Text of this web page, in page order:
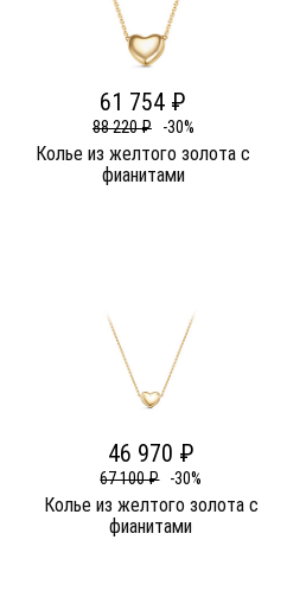
61 754 ₽
88 220 ₽ -30%
Колье из желтого золота c
фианитами
46 970 ₽
67 100 ₽ -30%
Колье из желтого золота c
фианитами